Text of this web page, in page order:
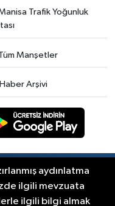
yine 6 saatlik elektrik
açıldı
günü elektrik
Trafik Yoğunluk
Manşetler
Haber Arşivi
Haber 2012-2026 Her
aydınlatma
ilgili mevzuata
ilgili bilgi almak